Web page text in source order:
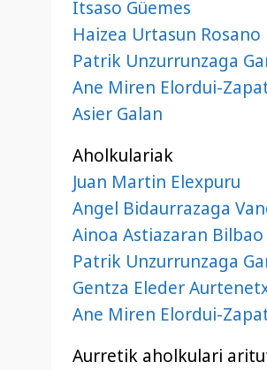
Itsaso Güemes
Haizea Urtasun Rosano
Patrik Unzurrunzaga
Ane Miren Elordui-
Asier Galan
Aholkulariak
Juan Martin Elexpuru
Angel Bidaurrazaga
Ainoa Astiazaran Bilbao
Patrik Unzurrunzaga
Gentza Eleder
Ane Miren Elordui-
Aurretik aholkulari